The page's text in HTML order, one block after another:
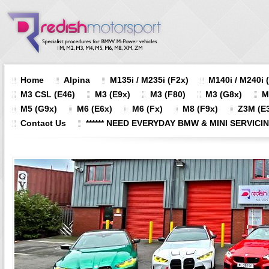
Home Alpina M135i / M235i (F2x)
M140i / M240i
M3 CSL (E46)
M3 (E9x) M3 (F80) M3 (G8x)
M5 (G9x)
M6 (E6x) M6 (Fx) M8 (F9x)
Z3M
Contact Us
****** NEED EVERYDAY BMW & MINI